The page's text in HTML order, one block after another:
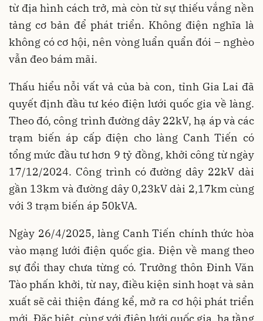
từ địa hình cách trở, mà còn từ sự thiếu vắng nền
tảng cơ bản để phát triển. Không điện nghĩa là
không có cơ hội, nên vòng luẩn quẩn đói – nghèo
vẫn đeo bám mãi.
Thấu hiểu nỗi vất vả của bà con, tỉnh Gia Lai đã
quyết định đầu tư kéo điện lưới quốc gia về làng.
Theo đó, công trình đường dây 22kV, hạ áp và các
trạm biến áp cấp điện cho làng Canh Tiến có
tổng mức đầu tư hơn 9 tỷ đồng, khởi công từ ngày
17/12/2024. Công trình có đường dây 22kV dài
gần 13km và đường dây 0,23kV dài 2,17km cùng
với 3 trạm biến áp 50kVA.
Ngày 26/4/2025, làng Canh Tiến chính thức hòa
vào mạng lưới điện quốc gia. Điện về mang theo
sự đổi thay chưa từng có. Trưởng thôn Đinh Văn
Tào phấn khởi, từ nay, điều kiện sinh hoạt và sản
xuất sẽ cải thiện đáng kể, mở ra cơ hội phát triển